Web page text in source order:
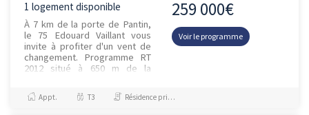
1 logement disponible
À 7 km de la porte de Pantin,
le 75 Edouard Vaillant vous
invite à profiter d'un vent de
changement. Programme RT
2012 situé à 650 m de la
T1 qui accueillera dan...
259 000€
Voir le programme
Appt. T3 Résidence principale / PTZ